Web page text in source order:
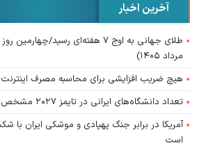
آخرین اخبار
مرداد ۱۴۰۵)
هیچ ضریب افزایشی برای محاسبه مصرف
تعداد دانشگاه‌های ایرانی در تایمز ۲۰۲۷ مشخص شد
آمریکا در برابر جنگ پهپادی و موشکی ایران با
است